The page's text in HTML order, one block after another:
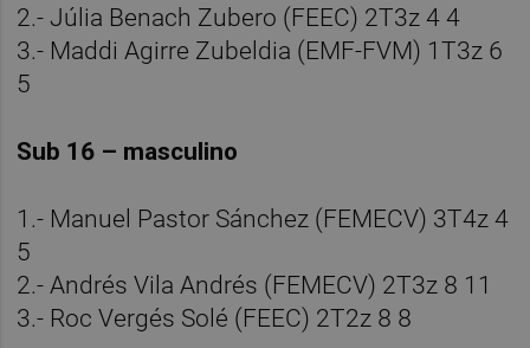
2.- Júlia Benach Zubero (FEEC) 2T3z 4 4
3.- Maddi Agirre Zubeldia (EMF-FVM) 1T3z 6
5
Sub 16 – masculino
1.- Manuel Pastor Sánchez (FEMECV) 3T4z 4
5
2.- Andrés Vila Andrés (FEMECV) 2T3z 8 11
3.- Roc Vergés Solé (FEEC) 2T2z 8 8